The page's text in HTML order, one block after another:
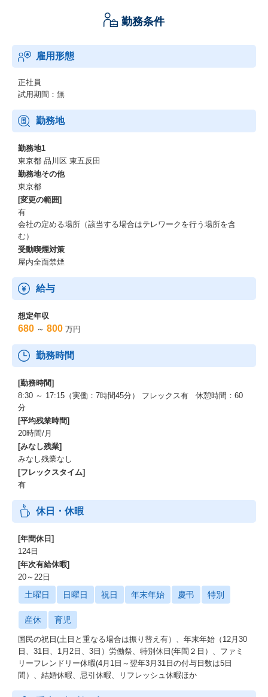
勤務条件
雇用形態
正社員
試用期間：無
勤務地
勤務地1
東京都 品川区 東五反田
勤務地その他
東京都
[変更の範囲]
有
会社の定める場所（該当する場合はテレワークを行う場所を含
む）
受動喫煙対策
屋内全面禁煙
給与
想定年収
680 ～ 800 万円
勤務時間
[勤務時間]
8:30 ～ 17:15（実働：7時間45分） フレックス有 休憩時間：60
分
[平均残業時間]
20時間/月
[みなし残業]
みなし残業なし
[フレックスタイム]
有
休日・休暇
[年間休日]
124日
[年次有給休暇]
20～22日
土曜日 日曜日 祝日 年末年始 慶弔 特別
産休 育児
国民の祝日(土日と重なる場合は振り替え有）、年末年始（12月30
日、31日、1月2日、3日）労働祭、特別休日(年間２日）、ファミ
リーフレンドリー休暇(4月1日～翌年3月31日の付与日数は5日
間）、結婚休暇、忌引休暇、リフレッシュ休暇ほか